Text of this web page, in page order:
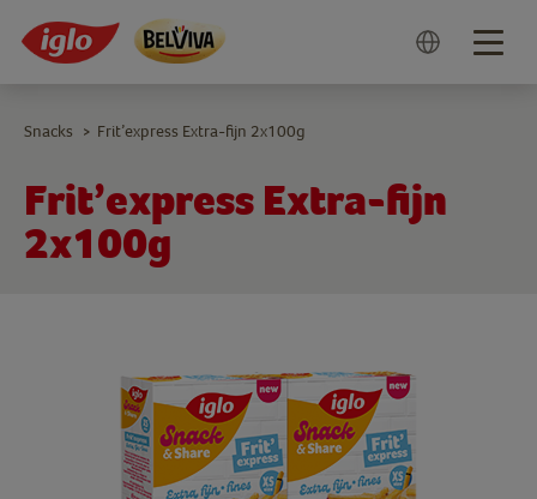
Frit’express Extra-fijn
2x100g
Snacks > Frit’express Extra-fijn 2x100g